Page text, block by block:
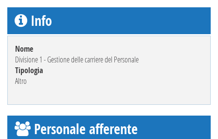
Info
Nome
Divisione 1 - Gestione delle carriere del Personale
Tipologia
Altro
Personale afferente